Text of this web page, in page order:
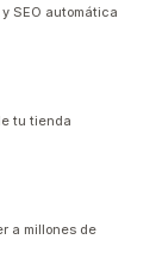
SEO automática
tu tienda
a millones de